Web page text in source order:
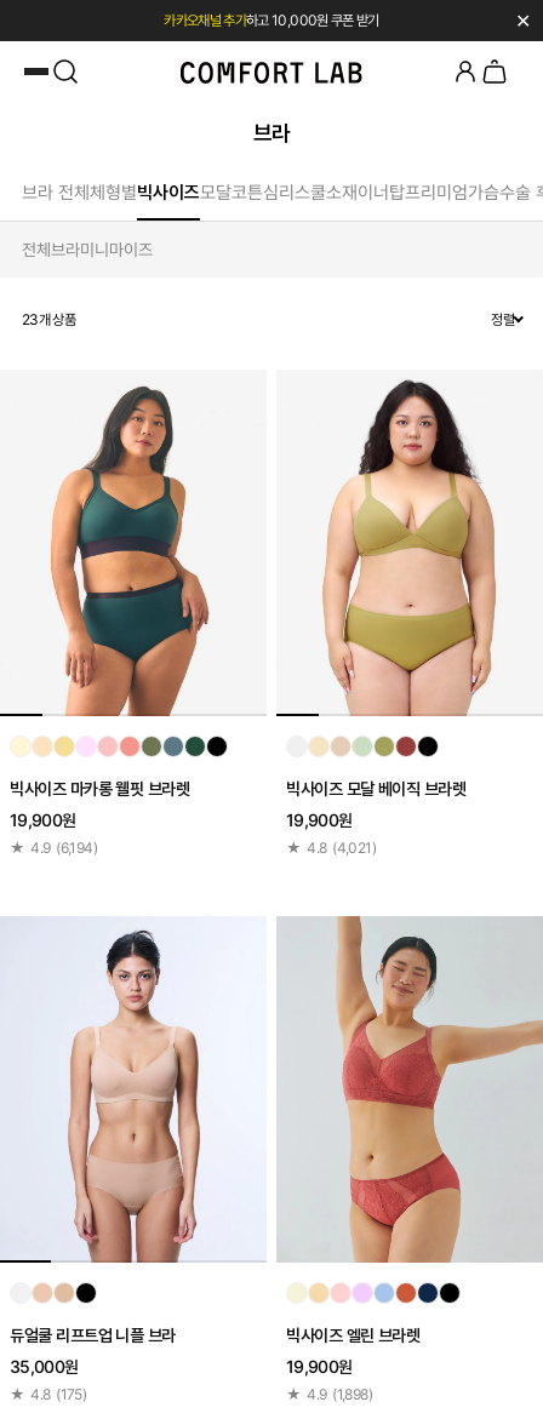
카카오채널 추가하고 10,000원 쿠폰 받기
첫 구매 전용 혜택 l 베스트셀러 50% OFF
✕
브라
브라 전체체형별빅사이즈모달코튼심리스쿨소재이너탑프리미엄가슴수술
전체브라미니마이즈
23개 상품 정렬
빅사이즈 마카롱 웰핏 브라렛
19,900원
★ 4.9 (6,194)
빅사이즈 모달 베이직 브라렛
19,900원
★ 4.8 (4,021 )
듀얼쿨 리프트업 니플 브라
35,000원
★ 4.8 (175)
빅사이즈 엘린 브라렛
19,900원
★ 4.9 (1,898)